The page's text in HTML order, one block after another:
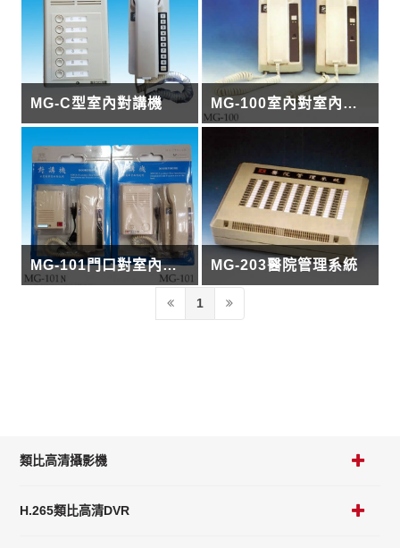
類比高清攝影機
H.265類比高清DVR
MG-C型室內對講機 MG-100室內對室內對講機
MG-101門口對室內對講機 MG-203醫院管理系統
1